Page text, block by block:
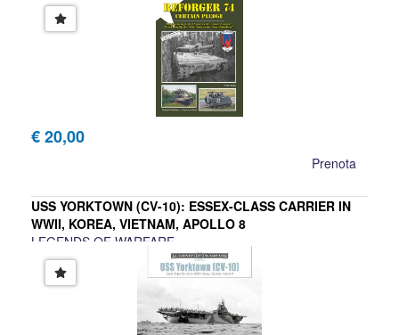
€ 20,00
Prenota
USS YORKTOWN (CV-10): ESSEX-CLASS CARRIER IN
WWII, KOREA, VIETNAM, APOLLO 8
LEGENDS OF WARFARE
David Doyle